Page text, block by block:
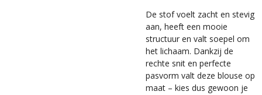
De stof voelt zacht en stevig
aan, heeft een mooie
structuur en valt soepel om
het lichaam. Dankzij de
rechte snit en perfecte
pasvorm valt deze blouse op
maat – kies dus gewoon je